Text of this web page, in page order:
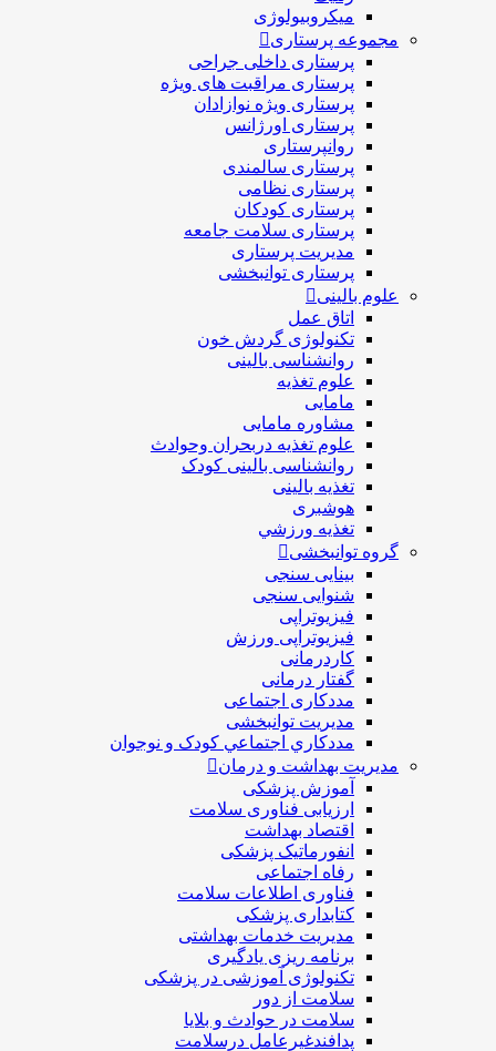
میکروبیولوژی
مجموعه پرستاری
پرستاری داخلی جراحی
پرستاری مراقبت های ويژه
پرستاری ويژه نوازادان
پرستاری اورژانس
روانپرستاری
پرستاری سالمندی
پرستاری نظامی
پرستاری کودکان
پرستاری سلامت جامعه
مدیریت پرستاری
پرستاری توانبخشی
علوم بالینی
اتاق عمل
تکنولوژی گردش خون
روانشناسی بالینی
علوم تغذیه
مامایی
مشاوره مامایی
علوم تغذیه دربحران وحوادث
روانشناسی بالینی کودک
تغذیه بالینی
هوشبری
تغذيه ورزشي
گروه توانبخشی
بینایی سنجی
شنوایی سنجی
فیزیوتراپی
فیزیوتراپی ورزش
کاردرمانی
گفتار درمانی
مددکاری اجتماعی
مديريت توانبخشی
مددکاري اجتماعي کودک و نوجوان
مدیریت بهداشت و درمان
آموزش پزشکی
ارزیابی فناوری سلامت
اقتصاد بهداشت
انفورماتیک پزشکی
رفاه اجتماعی
فناوری اطلاعات سلامت
کتابداری پزشکی
مديريت خدمات بهداشتی
برنامه ریزی یادگیری
تکنولوژی آموزشی در پزشکی
سلامت از دور
سلامت در حوادث و بلایا
پدافندغیرعامل درسلامت